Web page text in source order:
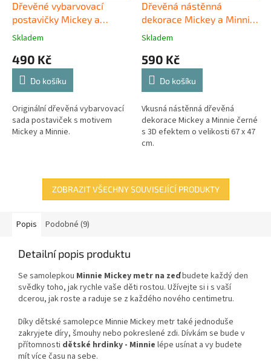
Dřevěné vybarvovací
postavičky Mickey a
Minnie
Skladem
490 Kč
Do košíku
Originální dřevěná vybarvovací
sada postaviček s motivem
Mickey a Minnie.
Dřevěná nástěnná
dekorace Mickey a Minnie
černé
Skladem
590 Kč
Do košíku
Vkusná nástěnná dřevěná
dekorace Mickey a Minnie černé
s 3D efektem o velikosti 67 x 47
cm.
ZOBRAZIT VŠECHNY SOUVISEJÍCÍ PRODUKTY
Popis Podobné (9)
Detailní popis produktu
Se samolepkou Minnie Mickey metr na zeďbudete každý den
svědky toho, jak rychle vaše děti rostou. Užívejte si i s vaší
dcerou, jak roste a raduje se z každého nového centimetru.
Díky dětské samolepce Minnie Mickey metr také jednoduše
zakryjete díry, šmouhy nebo pokreslené zdi. Dívkám se bude v
přítomnosti dětské hrdinky - Minnie lépe usínat a vy budete
mít více času na sebe.